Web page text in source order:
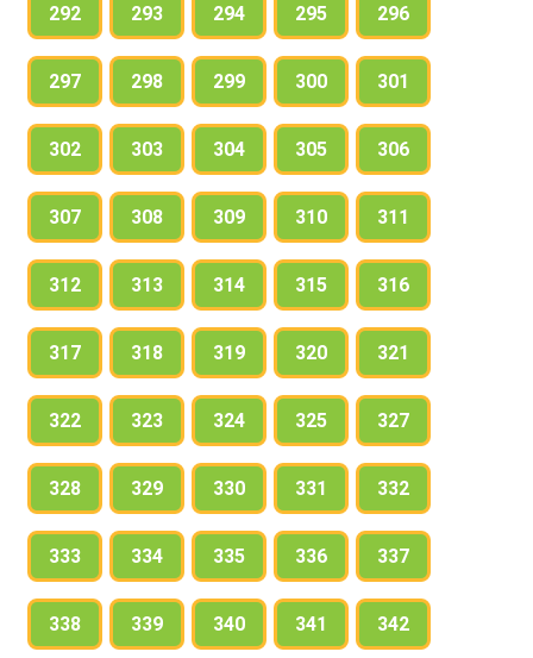
292 293 294 295 296
297 298 299 300 301
302 303 304 305 306
307 308 309 310 311
312 313 314 315 316
317 318 319 320 321
322 323 324 325 327
328 329 330 331 332
333 334 335 336 337
338 339 340 341 342